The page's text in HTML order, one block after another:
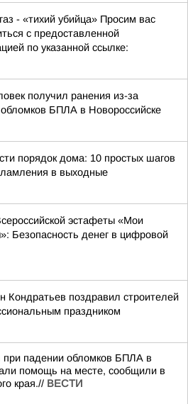
- «тихий убийца» Просим вас
с предоставленной
по указанной ссылке:
получил ранения из-за
БПЛА в Новороссийске
порядок дома: 10 простых шагов
в выходные
эстафеты «Мои
Безопасность денег в цифровой
Кондратьев поздравил строителей
праздником
при падении обломков БПЛА в
помощь на месте, сообщили в
края.// ВЕСТИ